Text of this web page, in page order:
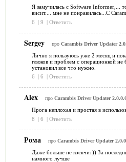
Я замучилась с Software Informer,...
висит.... мне не понравилась...С
6
| 9 | Ответить
Sergey про Carambis Driver Updater
Лично я пользуюсь уже 2 месяц и
глюков и проблем с операционкой
установил все что нужно.
6
| 6 | Ответить
Alex про Carambis Driver Updater
Прога неплохая и простая в
8
| 6 | Ответить
Рома про Carambis Driver Updater
Даже больше не косячит)) За
намного лучше